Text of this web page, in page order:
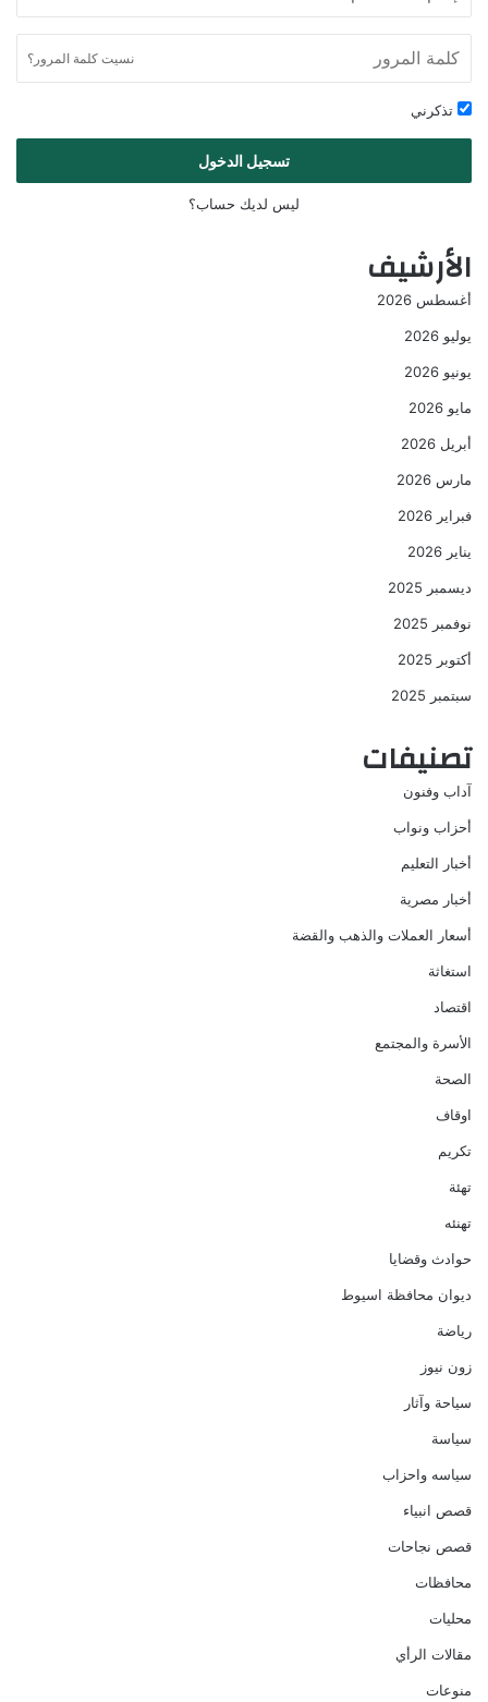
نسيت كلمة المرور؟
تذكرني
تسجيل الدخول
ليس لديك حساب؟
الأرشيف
أغسطس 2026
يوليو 2026
يونيو 2026
مايو 2026
أبريل 2026
مارس 2026
فبراير 2026
يناير 2026
ديسمبر 2025
نوفمبر 2025
أكتوبر 2025
سبتمبر 2025
تصنيفات
آداب وفنون
أحزاب ونواب
أخبار التعليم
أخبار مصرية
أسعار العملات والذهب والقضة
استغاثة
اقتصاد
الأسرة والمجتمع
الصحة
اوقاف
تكريم
تهئة
تهنئه
حوادث وقضايا
ديوان محافظة اسيوط
رياضة
زون نيوز
سياحة وآثار
سياسة
سياسه واحزاب
قصص انبياء
قصص نجاحات
محافظات
محليات
مقالات الرأي
منوعات